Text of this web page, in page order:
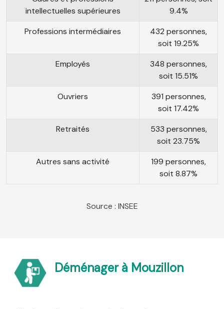
intellectuelles supérieures
9.4%
Professions intermédiaires
432 personnes,
soit 19.25%
Employés
348 personnes,
soit 15.51%
Ouvriers
391 personnes,
soit 17.42%
Retraités
533 personnes,
soit 23.75%
Autres sans activité
199 personnes,
soit 8.87%
Source : INSEE
Déménager à Mouzillon